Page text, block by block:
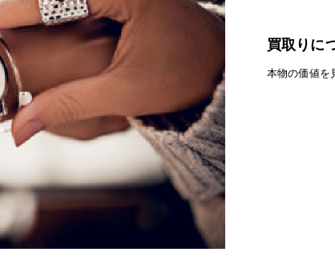
買取りに
本物の価値を